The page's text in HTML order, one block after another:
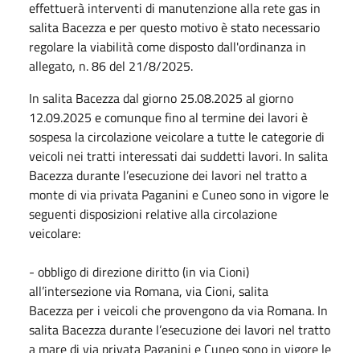
effettuerà interventi di manutenzione alla rete gas in
salita Bacezza e per questo motivo è stato necessario
regolare la viabilità come disposto dall'ordinanza in
allegato, n. 86 del 21/8/2025.
In salita Bacezza dal giorno 25.08.2025 al giorno
12.09.2025 e comunque fino al termine dei lavori è
sospesa la circolazione veicolare a tutte le categorie di
veicoli nei tratti interessati dai suddetti lavori. In salita
Bacezza durante l’esecuzione dei lavori nel tratto a
monte di via privata Paganini e Cuneo sono in vigore le
seguenti disposizioni relative alla circolazione
veicolare:
- obbligo di direzione diritto (in via Cioni)
all’intersezione via Romana, via Cioni, salita
Bacezza per i veicoli che provengono da via Romana. In
salita Bacezza durante l’esecuzione dei lavori nel tratto
a mare di via privata Paganini e Cuneo sono in vigore le